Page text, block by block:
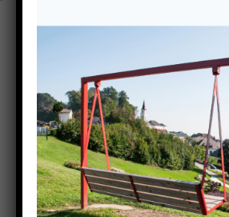
Main-courante / Set
Protection de chants 24×3
Main-courante / Set Protection de
chants 24×3